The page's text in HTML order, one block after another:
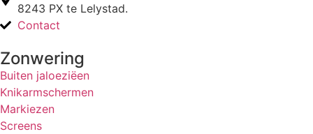
8243 PX te Lelystad.
Contact
Zonwering
Buiten jaloeziëen
Knikarmschermen
Markiezen
Screens